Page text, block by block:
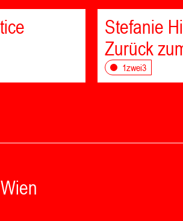
Stefanie
Zurück
1zwei3